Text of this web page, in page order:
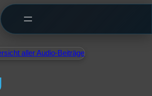
aller Audio-Beiträge